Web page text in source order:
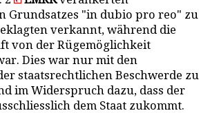
Grundsatzes "in dubio pro reo" zu
verkannt, während die
von der Rügemöglichkeit
Dies war nur mit den
staatsrechtlichen Beschwerde zu
im Widerspruch dazu, dass der
dem Staat zukommt.